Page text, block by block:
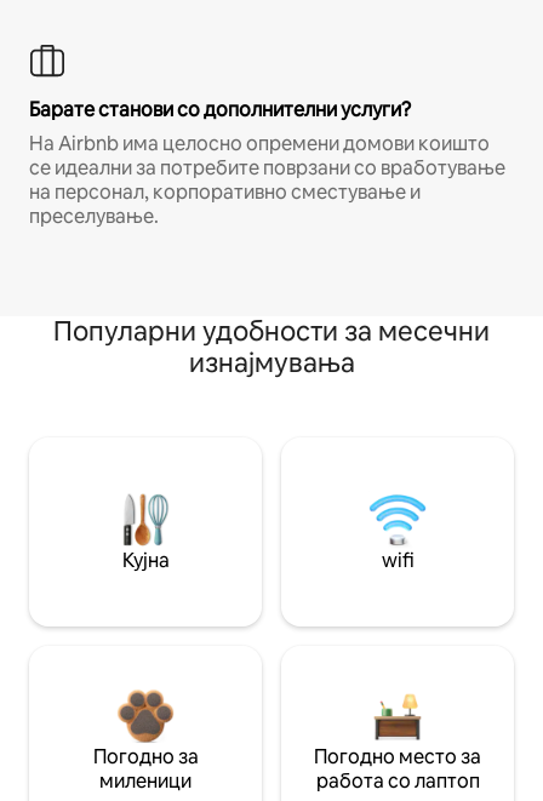
Барате станови со дополнителни услуги?
На Airbnb има целосно опремени домови коишто
се идеални за потребите поврзани со вработување
на персонал, корпоративно сместување и
преселување.
Популарни удобности за месечни
изнајмувања
Кујна wifi
Погодно за
миленици
Погодно место за
работа со лаптоп